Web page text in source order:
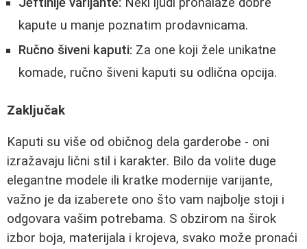
kapute u manje poznatim prodavnicama.
Ručno šiveni kaputi: Za one koji žele unikatne
komade, ručno šiveni kaputi su odlična opcija.
Zaključak
Kaputi su više od običnog dela garderobe - oni
izražavaju lični stil i karakter. Bilo da volite duge
elegantne modele ili kratke modernije varijante,
važno je da izaberete ono što vam najbolje stoji i
odgovara vašim potrebama. S obzirom na širok
izbor boja, materijala i krojeva, svako može pronaći